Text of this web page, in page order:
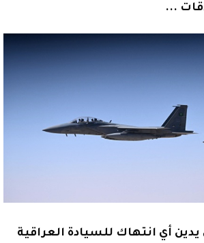
...
أي انتهاك للسيادة العراقية